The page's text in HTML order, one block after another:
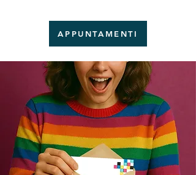
APPUNTAMENTI